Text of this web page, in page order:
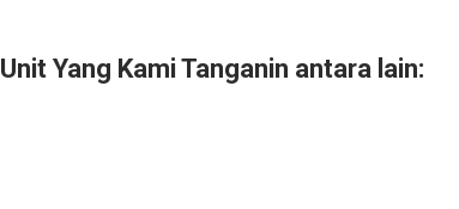
Yang Kami Tanganin antara lain: